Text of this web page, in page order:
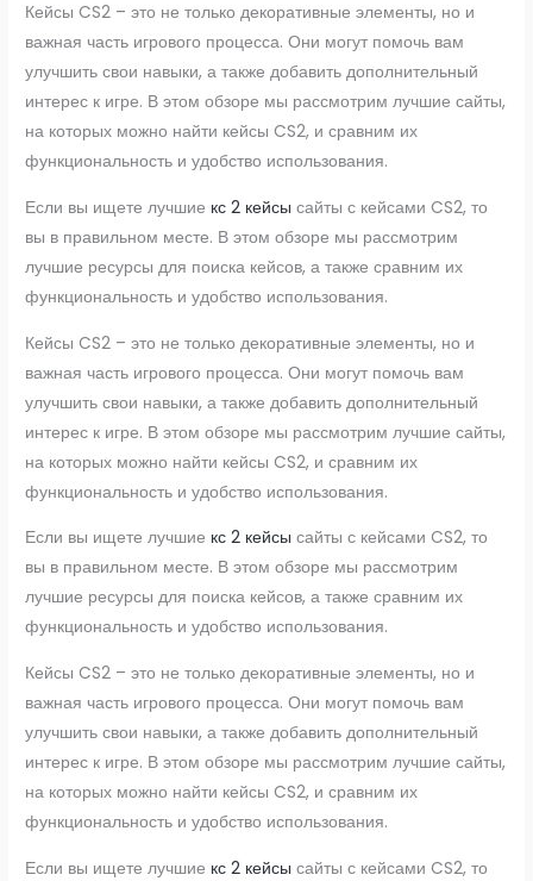
Кейсы CS2 – это не только декоративные элементы, но и
важная часть игрового процесса. Они могут помочь вам
улучшить свои навыки, а также добавить дополнительный
интерес к игре. В этом обзоре мы рассмотрим лучшие сайты,
на которых можно найти кейсы CS2, и сравним их
функциональность и удобство использования.
Если вы ищете лучшие кс 2 кейсы сайты с кейсами CS2, то
вы в правильном месте. В этом обзоре мы рассмотрим
лучшие ресурсы для поиска кейсов, а также сравним их
функциональность и удобство использования.
Кейсы CS2 – это не только декоративные элементы, но и
важная часть игрового процесса. Они могут помочь вам
улучшить свои навыки, а также добавить дополнительный
интерес к игре. В этом обзоре мы рассмотрим лучшие сайты,
на которых можно найти кейсы CS2, и сравним их
функциональность и удобство использования.
Если вы ищете лучшие кс 2 кейсы сайты с кейсами CS2, то
вы в правильном месте. В этом обзоре мы рассмотрим
лучшие ресурсы для поиска кейсов, а также сравним их
функциональность и удобство использования.
Кейсы CS2 – это не только декоративные элементы, но и
важная часть игрового процесса. Они могут помочь вам
улучшить свои навыки, а также добавить дополнительный
интерес к игре. В этом обзоре мы рассмотрим лучшие сайты,
на которых можно найти кейсы CS2, и сравним их
функциональность и удобство использования.
Если вы ищете лучшие кс 2 кейсы сайты с кейсами CS2, то